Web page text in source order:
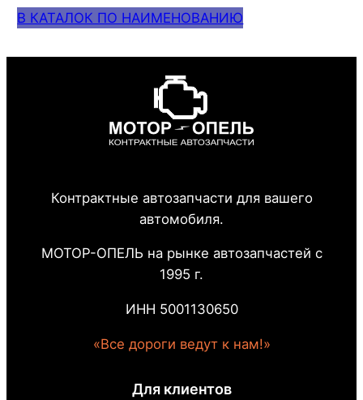
В КАТАЛОК ПО НАИМЕНОВАНИЮ
Контрактные автозапчасти для вашего
автомобиля.
МОТОР-ОПЕЛЬ на рынке автозапчастей с
1995 г.
ИНН 5001130650
«Все дороги ведут к нам!»
Для клиентов